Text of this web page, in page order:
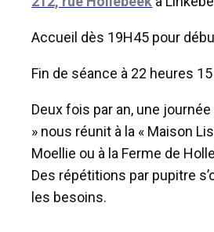
Accueil dès 19H45 pour
Fin de séance à 22 heures 15
Deux fois par an, une
» nous réunit à la « Maison
Moellie ou à la Ferme de
Des répétitions par pupitre
les besoins.